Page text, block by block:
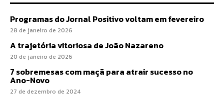
Programas do Jornal Positivo voltam em fevereiro
28 de janeiro de 2026
A trajetória vitoriosa de João Nazareno
20 de janeiro de 2026
7 sobremesas com maçã para atrair sucesso no
Ano-Novo
27 de dezembro de 2024